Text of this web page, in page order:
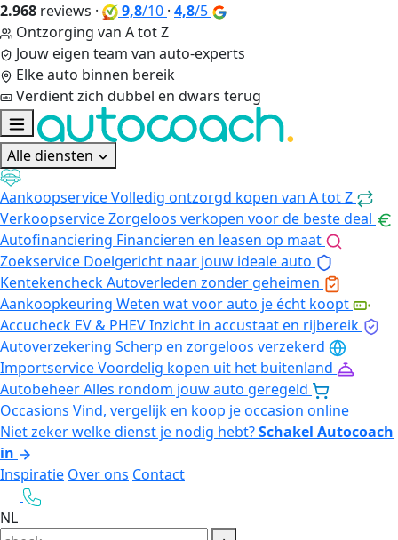
2.968 reviews · 9,8/10 · 4,8/5
Ontzorging van A tot Z
Jouw eigen team van auto-experts
Elke auto binnen bereik
Verdient zich dubbel en dwars terug
Alle diensten
AankoopserviceVolledig ontzorgd kopen van A tot Z
VerkoopserviceZorgeloos verkopen voor de beste deal
Autofinanciering Financieren en leasen op maat
Zoekservice Doelgericht naar jouw ideale auto
KentekencheckAutoverleden zonder geheimen
Aankoopkeuring Weten wat voor auto je écht koopt
Accucheck EV & PHEVInzicht in accustaat en rijbereik
Autoverzekering Scherp en zorgeloos verzekerd
ImportserviceVoordelig kopen uit het buitenland
AutobeheerAlles rondom jouw auto geregeld
Occasions Vind, vergelijk en koop je occasion online
Niet zeker welke dienst je nodig hebt?Schakel Autocoach
in
Inspiratie Over ons Contact
NL